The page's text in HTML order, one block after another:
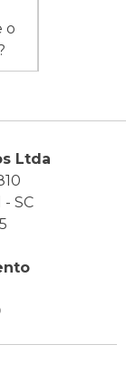
o
Ltda
SC